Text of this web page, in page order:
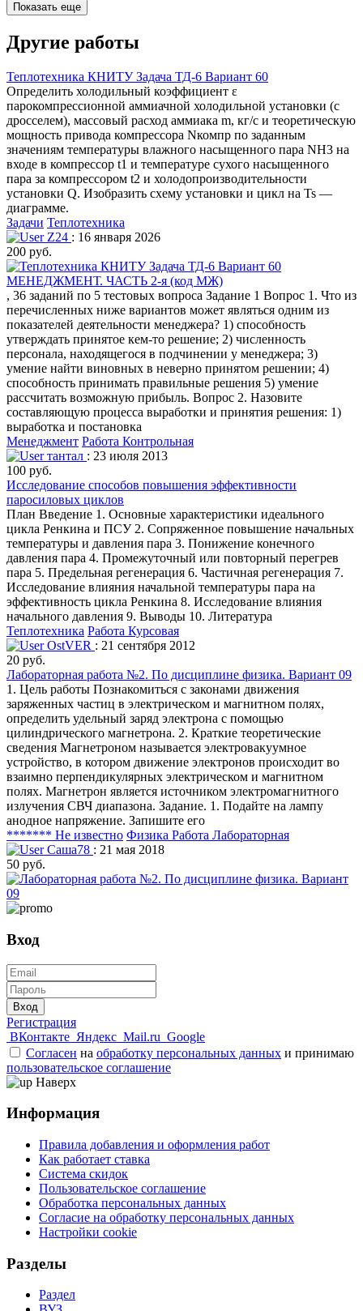
Показать еще
Другие работы
Теплотехника КНИТУ Задача ТД-6 Вариант 60
Определить холодильный коэффициент ε
парокомпрессионной аммиачной холодильной установки (с
дросселем), массовый расход аммиака m, кг/c и теоретическую
мощность привода компрессора Nкомпр по заданным
значениям температуры влажного насыщенного пара NH3 на
входе в компрессор t1 и температуре сухого насыщенного
пара за компрессором t2 и холодопроизводительности
установки Q. Изобразить схему установки и цикл на Ts —
диаграмме.
Задачи Теплотехника
Z24 : 16 января 2026
200 руб.
МЕНЕДЖМЕНТ. ЧАСТЬ 2-я (код МЖ)
, 36 заданий по 5 тестовых вопроса Задание 1 Вопрос 1. Что из
перечисленных ниже вариантов может являться одним из
показателей деятельности менеджера? 1) способность
утверждать принятое кем-то решение; 2) численность
персонала, находящегося в подчинении у менеджера; 3)
умение найти виновных в неверно принятом решении; 4)
способность принимать правильные решения 5) умение
рассчитать возможную прибыль. Вопрос 2. Назовите
составляющую процесса выработки и принятия решения: 1)
выработка и постановка
Менеджмент Работа Контрольная
тантал : 23 июля 2013
100 руб.
Исследование способов повышения эффективности
паросиловых циклов
План Введение 1. Основные характеристики идеального
цикла Ренкина и ПСУ 2. Сопряженное повышение начальных
температуры и давления пара 3. Понижение конечного
давления пара 4. Промежуточный или повторный перегрев
пара 5. Предельная регенерация 6. Частичная регенерация 7.
Исследование влияния начальной температуры пара на
эффективность цикла Ренкина 8. Исследование влияния
начального давления 9. Выводы 10. Литература
Теплотехника Работа Курсовая
OstVER : 21 сентября 2012
20 руб.
Лабораторная работа №2. По дисциплине физика. Вариант 09
1. Цель работы Познакомиться с законами движения
заряженных частиц в электрическом и магнитном полях,
определить удельный заряд электрона с помощью
цилиндрического магнетрона. 2. Краткие теоретические
сведения Магнетроном называется электровакуумное
устройство, в котором движение электронов происходит во
взаимно перпендикулярных электрическом и магнитном
полях. Магнетрон является источником электромагнитного
излучения СВЧ диапазона. Задание. 1. Подайте на лампу
анодное напряжение. Запишите его
******* Не известно Физика Работа Лабораторная
Саша78 : 21 мая 2018
50 руб.
Вход
Вход
Регистрация
ВКонтакте Яндекс Mail.ru Google
Согласен на обработку персональных данных и принимаю
пользовательское соглашение
Наверх
Информация
Правила добавления и оформления работ
Как работает ставка
Система скидок
Пользовательское соглашение
Обработка персональных данных
Согласие на обработку персональных данных
Настройки cookie
Разделы
Раздел